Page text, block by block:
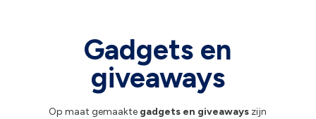
Gadgets en
giveaways
Op maat gemaakte gadgets en giveaways zijn